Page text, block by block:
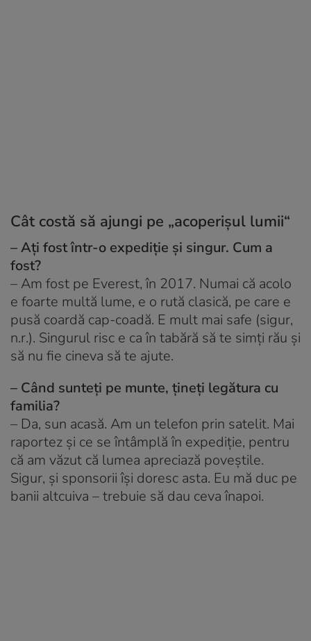
Cât costă să ajungi pe „acoperișul lumii“
– Ați fost într-o expediție și singur. Cum a
fost?
– Am fost pe Everest, în 2017. Numai că acolo
e foarte multă lume, e o rută clasică, pe care e
pusă coardă cap-coadă. E mult mai safe (sigur,
n.r.). Singurul risc e ca în tabără să te simți rău și
să nu fie cineva să te ajute.
– Când sunteți pe munte, țineți legătura cu
familia?
– Da, sun acasă. Am un telefon prin satelit. Mai
raportez și ce se întâmplă în expediție, pentru
că am văzut că lumea apreciază poveștile.
Sigur, și sponsorii își doresc asta. Eu mă duc pe
banii altcuiva – trebuie să dau ceva înapoi.